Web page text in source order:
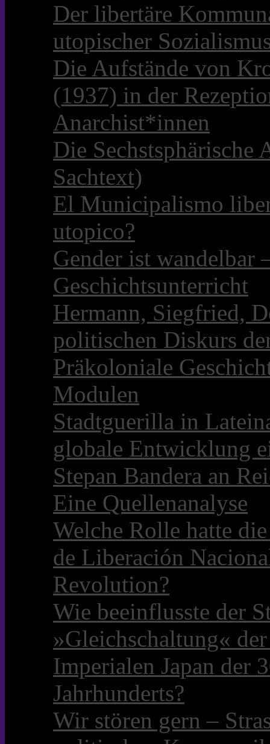
Der libertäre
utopischer
Die Aufstände von
(1937) in der
Anarchist*innen
Die Sechstsphärische
Sachtext)
El Municipalismo
utopico?
Gender ist
Geschichtsunterricht
Hermann, Siegfried,
politischen Diskurs
Präkoloniale
Modulen
Stadtguerilla in
globale Entwicklung
Stepan Bandera an
Eine Quellenanalyse
Welche Rolle hatte
de Liberación
Revolution?
Wie beeinflusste der
»Gleichschaltung«
Imperialen Japan der
Jahrhunderts?
Wir stören gern –